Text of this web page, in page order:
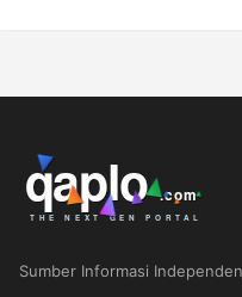
Sumber Informasi